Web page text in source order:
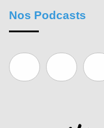
Nos Podcasts